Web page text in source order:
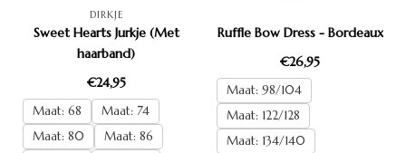
DIRKJE
Sweet Hearts Jurkje (Met
haarband)
€24,95
Maat: 68
Maat: 74
Maat: 80
Maat: 86
Ruffle Bow Dress - Bordeaux
€26,95
Maat: 98/104
Maat: 122/128
Maat: 134/140